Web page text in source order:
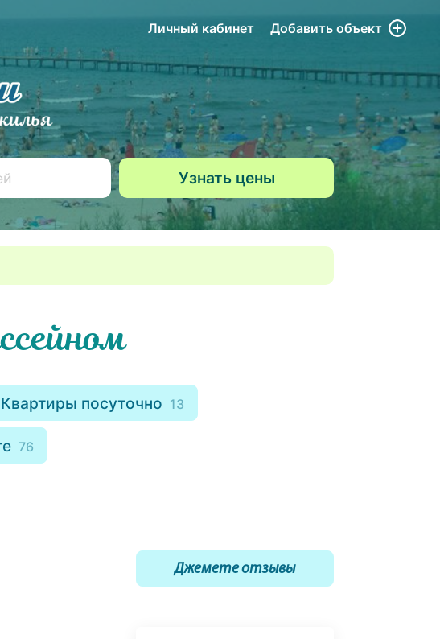
Личный кабинет Добавить объект
Квартиры посуточно 13
76
Джемете отзывы